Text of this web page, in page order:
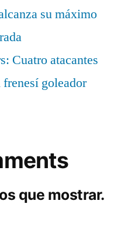
su máximo
Cuatro atacantes
frenesí goleador
que mostrar.